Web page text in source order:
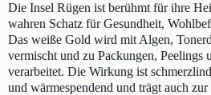
Die Insel Rügen ist berühmt für ihre
wahren Schatz für Gesundheit,
Das weiße Gold wird mit Algen,
vermischt und zu Packungen, Peelings
verarbeitet. Die Wirkung ist
und wärmespendend und trägt auch zur